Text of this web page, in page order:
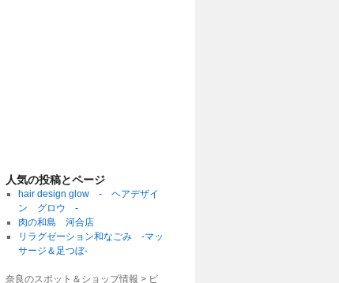
人気の投稿とページ
hair design glow - ヘアデザイ
ン グロウ -
肉の和島 河合店
リラグゼーション和なごみ -マッ
サージ＆足つぼ-
奈良のスポット＆ショップ情報 > ビ